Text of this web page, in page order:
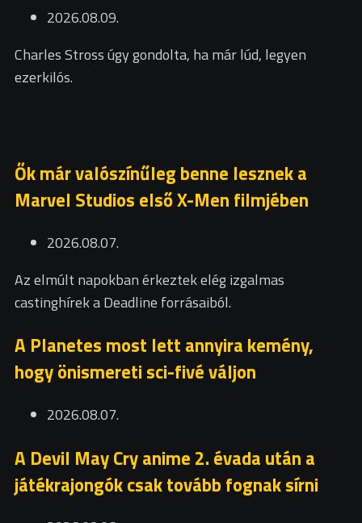
2026.08.09.
Charles Stross úgy gondolta, ha már lúd, legyen
ezerkilós.
Ők már valószínűleg benne lesznek a
Marvel Studios első X-Men filmjében
2026.08.07.
Az elmúlt napokban érkeztek elég izgalmas
castinghírek a Deadline forrásaiból.
A Planetes most lett annyira kemény,
hogy önismereti sci-fivé váljon
2026.08.07.
A Devil May Cry anime 2. évada után a
játékrajongók csak tovább fognak sírni